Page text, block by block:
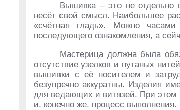
Вышивка – это не отдельно
несёт свой смысл. Наибольшее
«счётная гладь». Можно
последующего ознакомления, а
Мастерица должна была
отсутствие узелков и путаных
вышивки с её носителем и
безупречно аккуратны. Изделия
для ведающих и витязей. При этом
и, конечно же, процесс выполнения.